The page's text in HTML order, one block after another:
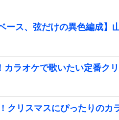
ース、弦だけの異色編成
カラオケで歌いたい定番ク
クリスマスにぴったりのカ